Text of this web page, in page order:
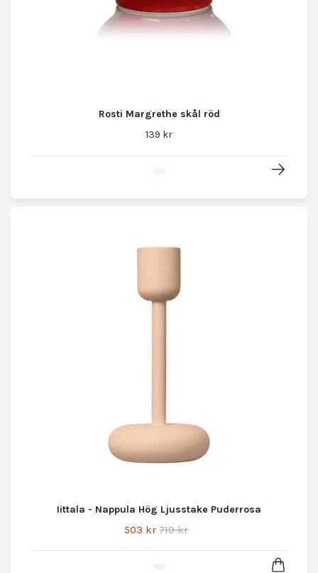
Rosti Margrethe skål röd
139 kr
Iittala - Nappula Hög Ljusstake Puderrosa
503 kr 719 kr